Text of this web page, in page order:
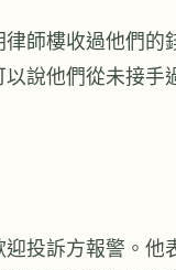
師樓收過他們
說他們從未接
投訴方報警。